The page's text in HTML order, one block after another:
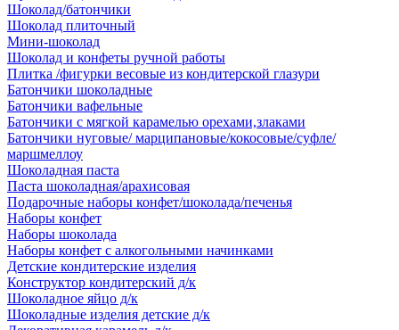
Шоколад/батончики
Шоколад плиточный
Мини-шоколад
Шоколад и конфеты ручной работы
Плитка /фигурки весовые из кондитерской глазури
Батончики шоколадные
Батончики вафельные
Батончики с мягкой карамелью орехами,злаками
Батончики нуговые/ марципановые/кокосовые/суфле/
маршмеллоу
Шоколадная паста
Паста шоколадная/арахисовая
Подарочные наборы конфет/шоколада/печенья
Наборы конфет
Наборы шоколада
Наборы конфет с алкогольными начинками
Детские кондитерские изделия
Конструктор кондитерский д/к
Шоколадное яйцо д/к
Шоколадные изделия детские д/к